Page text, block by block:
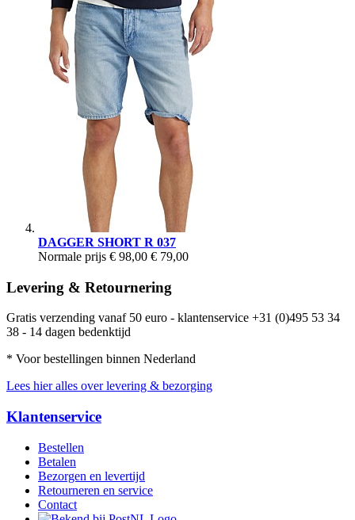
DAGGER SHORT R 037
Normale prijs € 98,00 € 79,00
Levering & Retournering
Gratis verzending vanaf 50 euro - klantenservice +31 (0)495 53 34
38 - 14 dagen bedenktijd
* Voor bestellingen binnen Nederland
Lees hier alles over levering & bezorging
Klantenservice
Bestellen
Betalen
Bezorgen en levertijd
Retourneren en service
Contact